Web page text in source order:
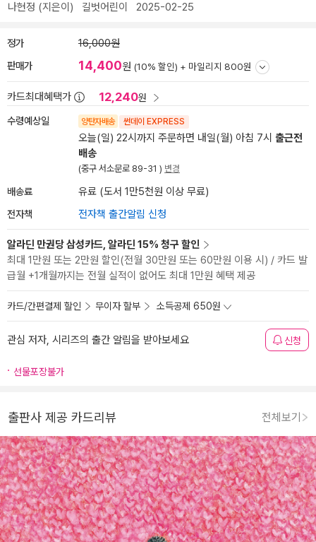
나현정 (지은이) 길벗어린이 2025-02-25
정가 16,000원
판매가 14,400원 (10% 할인) + 마일리지 800원
카드최대혜택가 12,240원
수령예상일 양탄자배송 썬데이 EXPRESS
오늘(일) 22시까지 주문하면 내일(월) 아침 7시 출근전
배송
(중구 서소문로 89-31 ) 변경
배송료 유료 (도서 1만5천원 이상 무료)
전자책 전자책 출간알림 신청
알라딘 만권당 삼성카드, 알라딘 15% 청구 할인
최대 1만원 또는 2만원 할인(전월 30만원 또는 60만원 이용 시) / 카드 발
급월 +1개월까지는 전월 실적이 없어도 최대 1만원 혜택 제공
카드/간편결제 할인 무이자 할부 소득공제 650원
관심 저자, 시리즈의 출간 알림을 받아보세요 신청
선물포장불가
출판사 제공 카드리뷰 전체보기